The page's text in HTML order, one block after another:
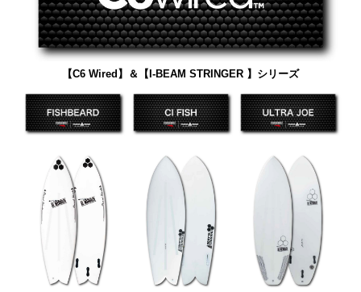
【C6 Wired】＆【I-BEAM STRINGER 】シリーズ